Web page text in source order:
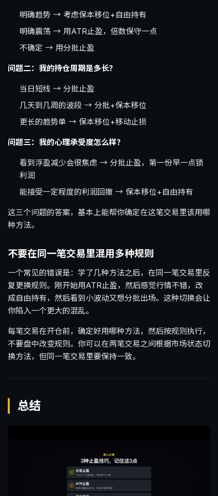
明确趋势 → 考虑保本移位+自由持有
明确震荡 → 用ATR止盈，倍数保守一点
不确定 → 用分批止盈
问题二：我的持仓周期是多长？
当日短线 → 分批止盈
几天到几周的波段 → 分批+保本移位
更长的趋势单 → 保本移位+移动止损
问题三：我的心理承受度怎么样？
看到浮盈减少会很焦虑 → 分批止盈，第一份早一点锁
利润
能接受一定程度的利润回撤 → 保本移位+自由持有
这三个问题的答案，基本上能帮你确定在这笔交易里该用哪
种方法。
不要在同一笔交易里混用多种规则
一个常见的错误是：学了几种方法之后，在同一笔交易里反
复更换规则。刚开始用ATR止盈，然后感觉行情不错，改
成自由持有，然后看到小波动又想分批出场。这种切换会让
你陷入一个更大的混乱。
每笔交易在开仓前，确定好用哪种方法，然后按规则执行，
不要盘中改变规则。你可以在两笔交易之间根据市场状态切
换方法，但同一笔交易里要保持一致。
总结